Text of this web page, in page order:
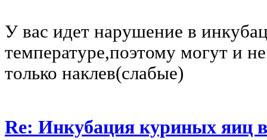
У вас идет нарушение в
температуре,поэтому могут и
только наклев(слабые)
Re: Инкубация куриных яиц